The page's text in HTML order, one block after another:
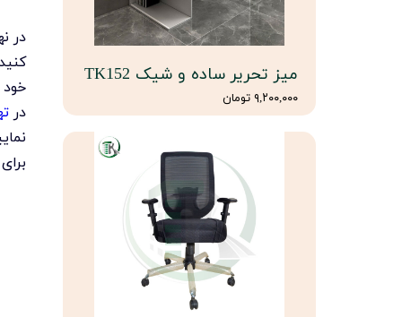
در
در
میز تحریر ساده و شیک TK152
۹,۲۰۰,۰۰۰ تومان